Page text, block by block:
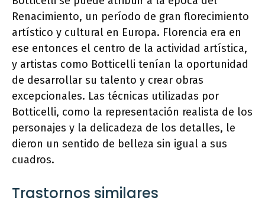
Renacimiento, un período de gran florecimiento
artístico y cultural en Europa. Florencia era en
ese entonces el centro de la actividad artística,
y artistas como Botticelli tenían la oportunidad
de desarrollar su talento y crear obras
excepcionales. Las técnicas utilizadas por
Botticelli, como la representación realista de los
personajes y la delicadeza de los detalles, le
dieron un sentido de belleza sin igual a sus
cuadros.
Trastornos similares